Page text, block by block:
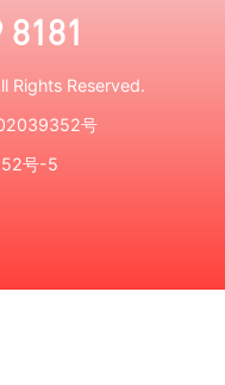
8181
Rights Reserved.
号
号-5